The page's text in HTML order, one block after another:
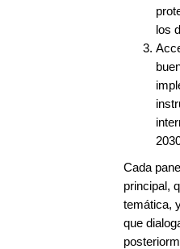
los
Cada
principal,
temática,
que